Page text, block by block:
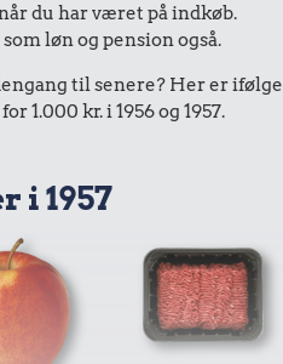
du har været på indkøb.
løn og pension også.
til senere? Her er ifølge
1.000 kr. i 1956 og 1957.
i 1957